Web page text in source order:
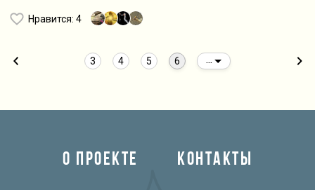
Нравится: 4
3 4 5 6
О ПРОЕКТЕ КОНТАКТЫ